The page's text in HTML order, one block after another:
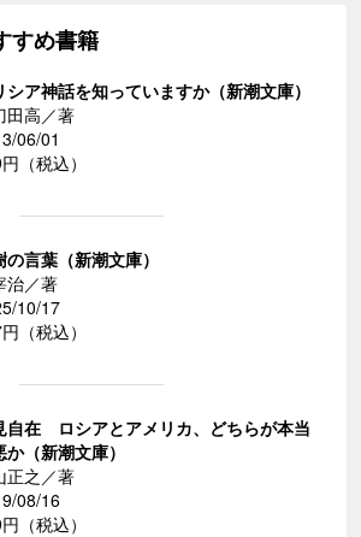
すめ書籍
シア神話を知っていますか（新潮文庫）
田高／著
06/01
（税込）
の言葉（新潮文庫）
治／著
10/17
（税込）
自在 ロシアとアメリカ、どちらが本当
か（新潮文庫）
正之／著
08/16
（税込）